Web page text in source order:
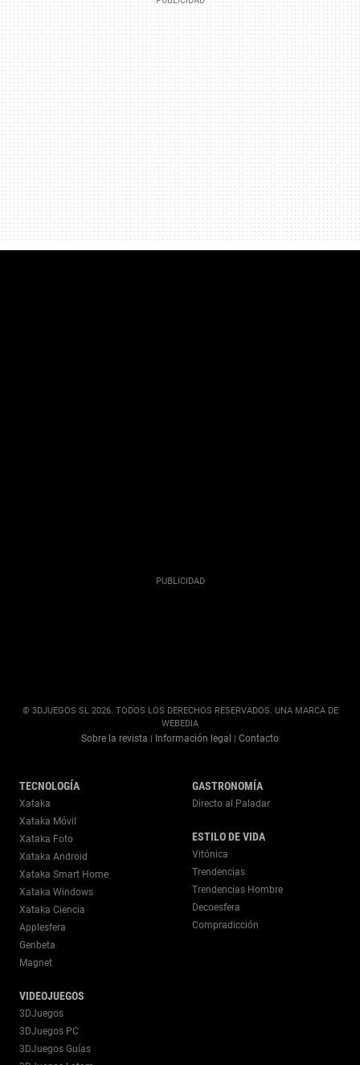
© 3DJUEGOS SL 2026. TODOS LOS DERECHOS RESERVADOS. UNA MARCA DE
WEBEDIA
Sobre la revista | Información legal | Contacto
TECNOLOGÍA
Xataka
Xataka Móvil
Xataka Foto
Xataka Android
Xataka Smart Home
Xataka Windows
Xataka Ciencia
Applesfera
Genbeta
Magnet
VIDEOJUEGOS
3DJuegos
3DJuegos PC
3DJuegos Guías
GASTRONOMÍA
Directo al Paladar
ESTILO DE VIDA
Vitónica
Trendencias
Trendencias Hombre
Decoesfera
Compradicción